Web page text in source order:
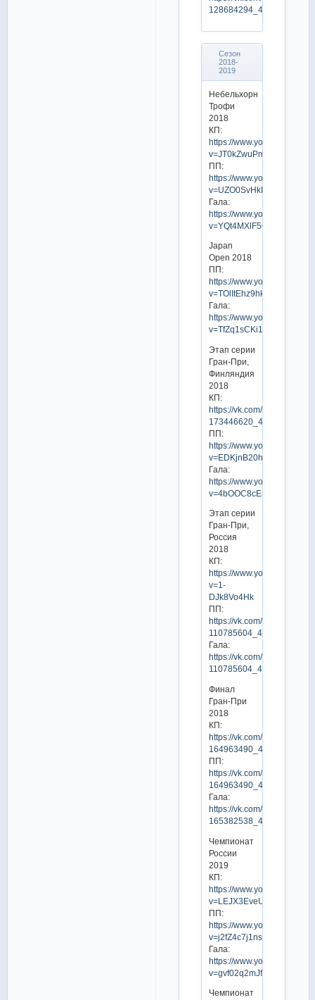
128684294_456239601
Сезон
2018-
2019
Небельхорн
Трофи
2018
КП:
https://www.youtube.com/
v=JT0kZwuPmpg
ПП:
https://www.youtube.com/
v=UZO0SvHkEHc
Гала:
https://www.youtube.com/
v=YQt4MXlF5Q8
Japan
Open 2018
ПП:
https://www.youtube.com/
v=TOlItEhz9hk
Гала:
https://www.youtube.com/
v=TfZq1sCKi1I
Этап серии
Гран-При,
Финляндия
2018
КП:
https://vk.com/video-
173446620_456239030
ПП:
https://www.youtube.com/
v=EDKjnB20hu8
Гала:
https://www.youtube.com/
v=4bOOC8cEmlg
Этап серии
Гран-При,
Россия
2018
КП:
https://www.youtube.com/
v=1-
DJk8Vo4Hk
ПП:
https://vk.com/video-
110785604_456242436
Гала:
https://vk.com/video-
110785604_456242445
Финал
Гран-При
2018
КП:
https://vk.com/video-
164963490_456239929
ПП:
https://vk.com/video-
164963490_456239947
Гала:
https://vk.com/video-
165382538_456239668
Чемпионат
России
2019
КП:
https://www.youtube.com/
v=LEJX3EveUzY
ПП:
https://www.youtube.com/
v=j2fZ4c7j1ns
Гала:
https://www.youtube.com/
v=gvf02q2mJfk
Чемпионат